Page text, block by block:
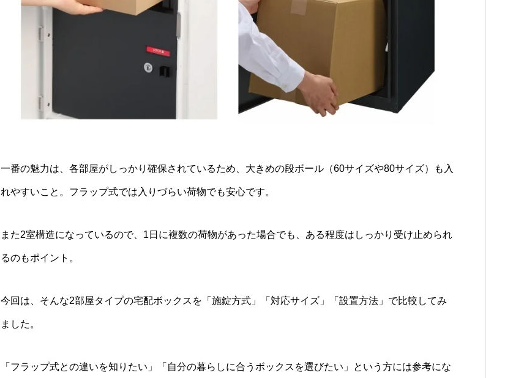
一番の魅力は、各部屋がしっかり確保されているため、大きめの段ボール（60サイズや80サイズ）も入
れやすいこと。フラップ式では入りづらい荷物でも安心です。
また2室構造になっているので、1日に複数の荷物があった場合でも、ある程度はしっかり受け止められ
るのもポイント。
今回は、そんな2部屋タイプの宅配ボックスを「施錠方式」「対応サイズ」「設置方法」で比較してみ
ました。
「フラップ式との違いを知りたい」「自分の暮らしに合うボックスを選びたい」という方には参考にな